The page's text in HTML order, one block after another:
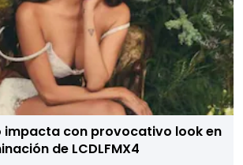
impacta con provocativo look en
de LCDLFMX4